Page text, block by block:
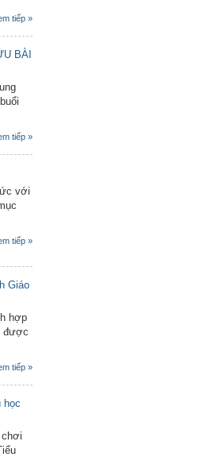
tiếp »
BÀI
tiếp »
với
tiếp »
Giáo
hợp
được
tiếp »
học
chơi